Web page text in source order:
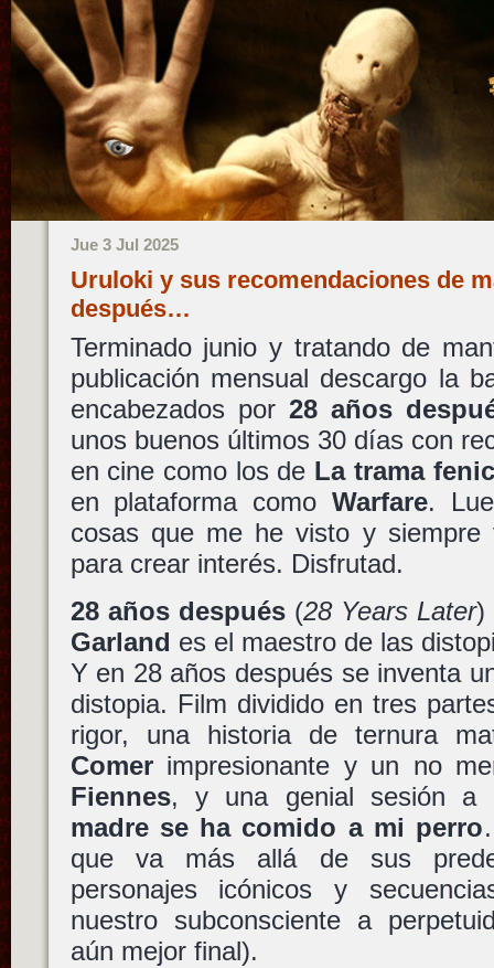
Jue 3 Jul 2025
Uruloki y sus recomendaciones de
después…
Terminado junio y tratando de
publicación mensual descargo la
encabezados por 28 años
unos buenos últimos 30 días con
en cine como los de La trama
en plataforma como Warfare.
cosas que me he visto y siempre
para crear interés. Disfrutad.
28 años después(28 Years Later)
Garland es el maestro de las
Y en 28 años después se inventa
distopia. Film dividido en tres
rigor, una historia de ternura
Comerimpresionante y un no
Fiennes, y una genial sesión a
madre se ha comido a mi perro
que va más allá de sus
personajes icónicos y
nuestro subconsciente a
aún mejor final).